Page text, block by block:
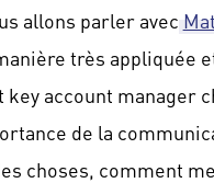
allons parler avec
très appliquée
account manager
de la
choses, comment